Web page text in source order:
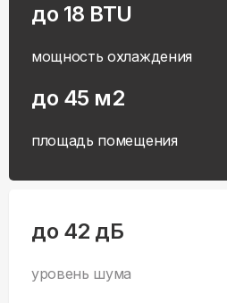
до 18 BTU
мощность охлаждения
до 45 м2
площадь помещения
до 42 дБ
уровень шума